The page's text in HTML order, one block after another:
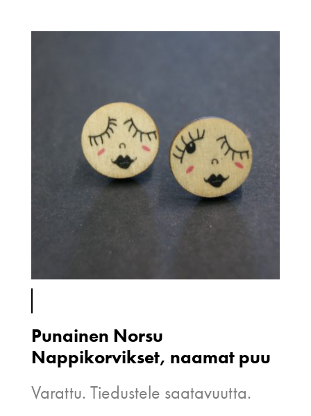
Punainen Norsu
Nappikorvikset, naamat puu
Varattu. Tiedustele saatavuutta.